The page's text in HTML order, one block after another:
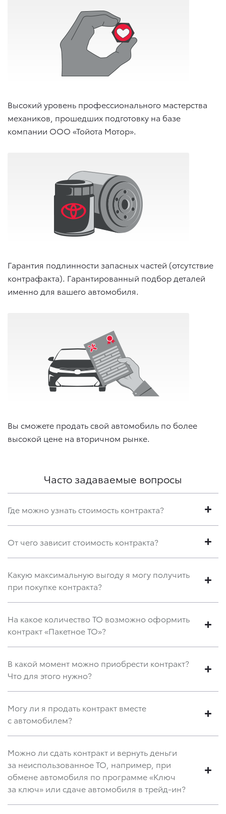
Высокий уровень профессионального мастерства
механиков, прошедших подготовку на базе
компании ООО «Тойота Мотор».
Гарантия подлинности запасных частей (отсутствие
контрафакта). Гарантированный подбор деталей
именно для вашего автомобиля.
Вы сможете продать свой автомобиль по более
высокой цене на вторичном рынке.
Часто задаваемые вопросы
Где можно узнать стоимость контракта?
От чего зависит стоимость контракта?
Какую максимальную выгоду я могу получить
при покупке контракта?
На какое количество ТО возможно оформить
контракт «Пакетное ТО»?
В какой момент можно приобрести контракт?
Что для этого нужно?
Могу ли я продать контракт вместе
с автомобилем?
Можно ли сдать контракт и вернуть деньги
за неиспользованное ТО, например, при
обмене автомобиля по программе «Ключ
за ключ» или сдаче автомобиля в трейд-ин?